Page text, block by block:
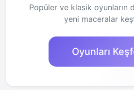
Popüler ve klasik oyunların
yeni maceralar
Oyunları